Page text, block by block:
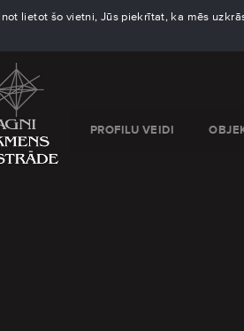
lietot šo vietni, Jūs piekrītat, ka mēs
PROFILU VEIDI